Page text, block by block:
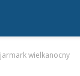
jarmark wielkanocny